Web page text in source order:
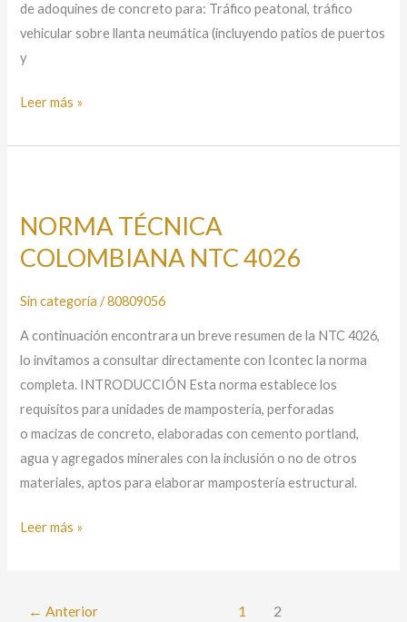
de adoquines de concreto para: Tráfico peatonal, tráfico
vehicular sobre llanta neumática (incluyendo patios de puertos
y
Leer más »
NORMA TÉCNICA
COLOMBIANA NTC 4026
Sin categoría /80809056
A continuación encontrara un breve resumen de la NTC 4026,
lo invitamos a consultar directamente con Icontec la norma
completa. INTRODUCCIÓN Esta norma establece los
requisitos para unidades de mampostería, perforadas
o macizas de concreto, elaboradas con cemento portland,
agua y agregados minerales con la inclusión o no de otros
materiales, aptos para elaborar mampostería estructural.
COLOMBIANA
NTC
Leer más »
← Anterior 1 2